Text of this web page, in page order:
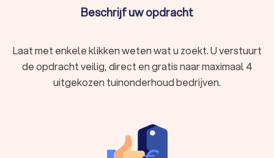
Beschrijf uw opdracht
Laat met enkele klikken weten wat u zoekt. U verstuurt
de opdracht veilig, direct en gratis naar maximaal 4
uitgekozen tuinonderhoud bedrijven.